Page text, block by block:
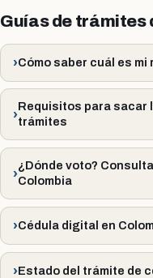
Guías de trámites
Cómo saber cuál es
Requisitos para sacar
trámites
¿Dónde voto?
Colombia
Cédula digital en
Estado del trámite de